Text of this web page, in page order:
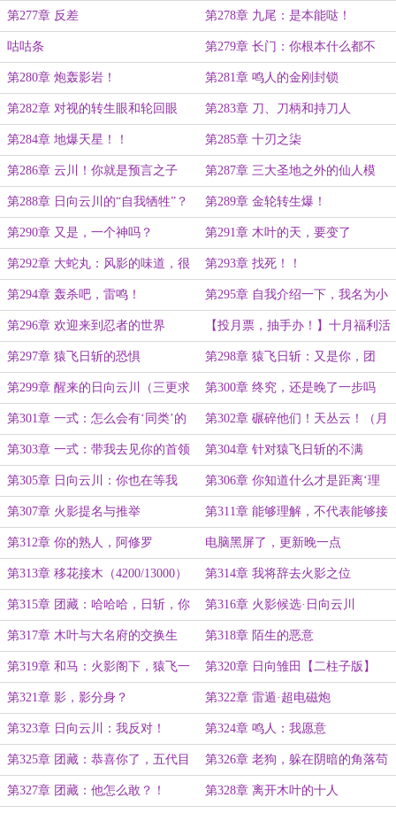
案 同伙，数量，还有位置
第277章 反差 第278章 九尾：是本能哒！
咕咕条 第279章 长门：你根本什么都不
懂！
第280章 炮轰影岩！ 第281章 鸣人的金刚封锁
第282章 对视的转生眼和轮回眼 第283章 刀、刀柄和持刀人
第284章 地爆天星！！ 第285章 十刃之柒
第286章 云川！你就是预言之子
啊！
第287章 三大圣地之外的仙人模
式？
第288章 日向云川的“自我牺牲”？ 第289章 金轮转生爆！
第290章 又是，一个神吗？ 第291章 木叶的天，要变了
第292章 大蛇丸：风影的味道，很
不错
第293章 找死！！
第294章 轰杀吧，雷鸣！ 第295章 自我介绍一下，我名为小
日向无界（4.5k）
第296章 欢迎来到忍者的世界 【投月票，抽手办！】十月福利活
动！本章必看！
第297章 猿飞日斩的恐惧 第298章 猿飞日斩：又是你，团
藏！！
第299章 醒来的日向云川（三更求
月票）
第300章 终究，还是晚了一步吗
第301章 一式：怎么会有‘同类’的
气息？
第302章 碾碎他们！天丛云！（月
初求票）
第303章 一式：带我去见你的首领 第304章 针对猿飞日斩的不满
第305章 日向云川：你也在等我
吗？
第306章 你知道什么才是距离‘理
解’最遥远的距离吗？
第307章 火影提名与推举 第311章 能够理解，不代表能够接
受
第312章 你的熟人，阿修罗 电脑黑屏了，更新晚一点
第313章 移花接木（4200/13000） 第314章 我将辞去火影之位
（8800/13000）
第315章 团藏：哈哈哈，日斩，你
也有今天！（13000/13000）
第316章 火影候选·日向云川
第317章 木叶与大名府的交换生 第318章 陌生的恶意
第319章 和马：火影阁下，猿飞一
族，什么时候学会金刚封锁了？
第320章 日向雏田【二柱子版】
第321章 影，影分身？ 第322章 雷遁·超电磁炮
第323章 日向云川：我反对！ 第324章 鸣人：我愿意
第325章 团藏：恭喜你了，五代目
火影大人
第326章 老狗，躲在阴暗的角落苟
活，不好吗？
第327章 团藏：他怎么敢？！ 第328章 离开木叶的十人